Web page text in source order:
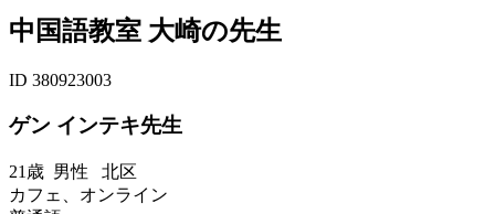
中国語教室 大崎の先生
ID 380923003
ゲン インテキ先生
21歳 男性 北区
カフェ、オンライン